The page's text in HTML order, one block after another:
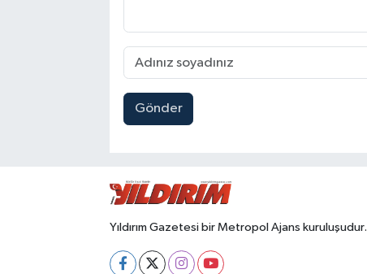
Gönder
Yıldırım Gazetesi bir Metropol Ajans kuruluşudur.